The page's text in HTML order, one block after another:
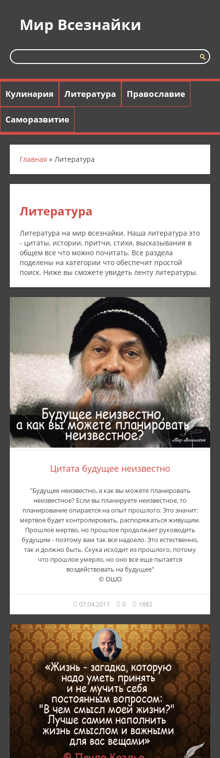
Мир Всезнайки
Кулинария Литература Православие
Саморазвитие
Главная » Литература
Литература
Литература на мир всезнайки. Наша литература это
- цитаты, истории, притчи, стихи, высказывания в
общем все что можно почитать. Все раздела
поделены на категории что обеспечит простой
поиск. Ниже вы сможете увидеть ленту литературы.
Цитата будущее неизвестно
"Будущее неизвестно, а как вы можете планировать
неизвестное? Если вы планируете неизвестное, то
планирование опирается на опыт прошлого. Это значит:
мертвое будет контролировать, распоряжаться живущим.
Прошлое мертво, но прошлое продолжает руководить
будущим - поэтому вам так все надоело. Это естественно,
так и должно быть. Скука исходит из прошлого, потому
что прошлое умерло, но оно все еще пытается
воздействовать на будущее"
© ОШО
07.04.2017 0 1882